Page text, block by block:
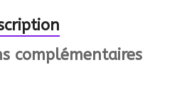
complémentaires